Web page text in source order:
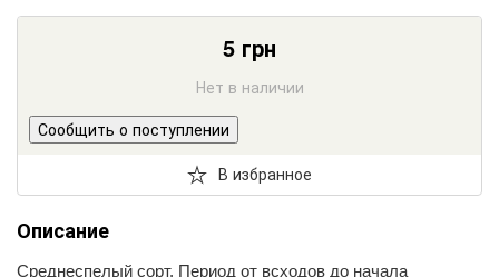
5 грн
Нет в наличии
Сообщить о поступлении
В избранное
Описание
Среднеспелый сорт. Период от всходов до начала